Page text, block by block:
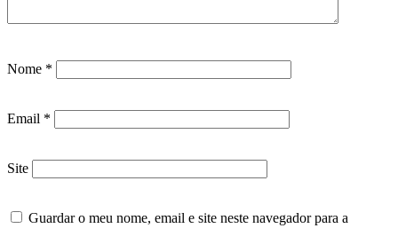
Nome *
Email *
Site
Guardar o meu nome, email e site neste navegador para a